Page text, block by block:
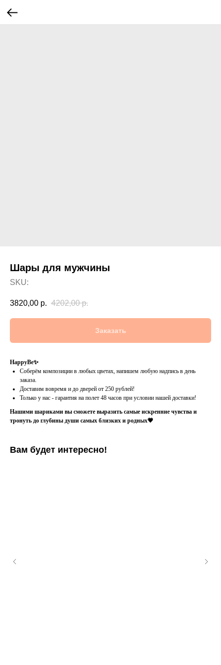
Шары для мужчины
SKU:
3820,00 р. 4202,00 р.
Заказать
HappyBe✨
Соберём композиции в любых цветах, напишем любую надпись в день
заказа.
Доставим вовремя и до дверей от 250 рублей!
Только у нас - гарантия на полет 48 часов при условии нашей доставки!
Нашими шариками вы сможете выразить самые искренние чувства и
тронуть до глубины души самых близких и родных💗
Вам будет интересно!